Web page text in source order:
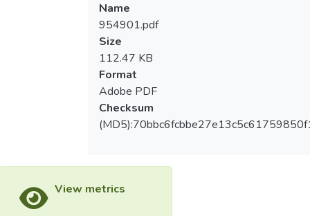
Name
954901.pdf
Size
112.47 KB
Format
Adobe PDF
Checksum
View metrics